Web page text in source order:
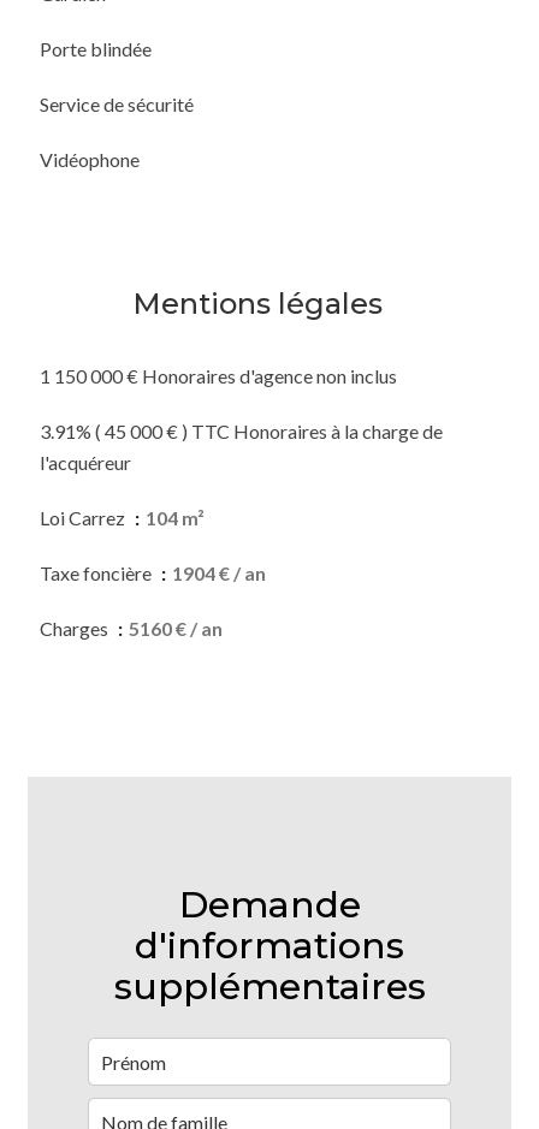
Porte blindée
Service de sécurité
Vidéophone
Mentions légales
1 150 000 € Honoraires d'agence non inclus
3.91% ( 45 000 € ) TTC Honoraires à la charge de
l'acquéreur
Loi Carrez 104 m²
Taxe foncière 1904 € / an
Charges 5160 € / an
Demande
d'informations
supplémentaires